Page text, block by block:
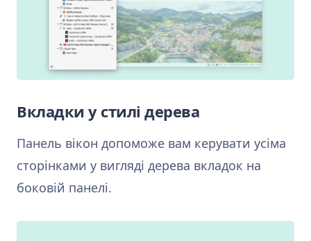
Вкладки у стилі дерева
Панель вікон допоможе вам керувати усіма
сторінками у вигляді дерева вкладок на
боковій панелі.